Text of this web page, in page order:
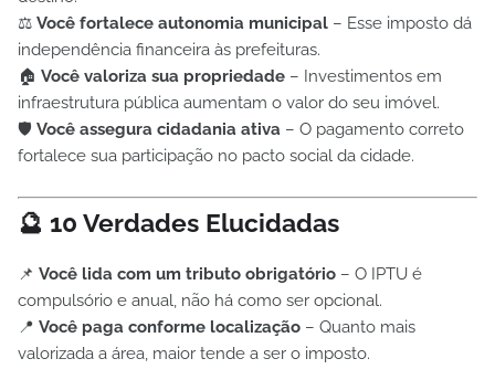
⚖️ Você fortalece autonomia municipal – Esse imposto dá
independência financeira às prefeituras.
🏠 Você valoriza sua propriedade – Investimentos em
infraestrutura pública aumentam o valor do seu imóvel.
🛡️ Você assegura cidadania ativa – O pagamento correto
fortalece sua participação no pacto social da cidade.
🔮 10 Verdades Elucidadas
📌 Você lida com um tributo obrigatório – O IPTU é
compulsório e anual, não há como ser opcional.
📍 Você paga conforme localização – Quanto mais
valorizada a área, maior tende a ser o imposto.